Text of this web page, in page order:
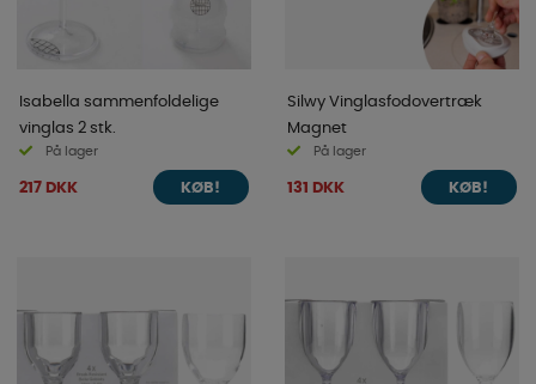
Isabella sammenfoldelige
vinglas 2 stk.
På lager
217 DKK KØB!
Silwy Vinglasfodovertræk
Magnet
På lager
131 DKK KØB!